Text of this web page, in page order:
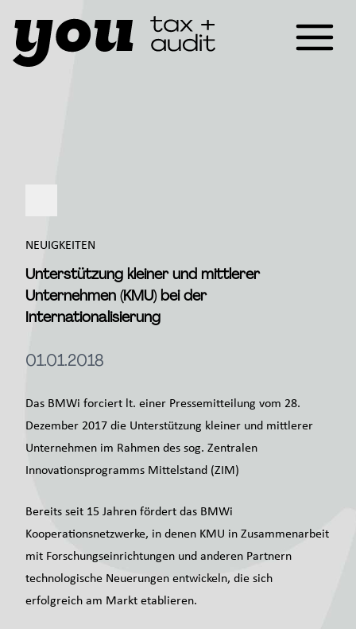
NEUIGKEITEN
Unterstützung kleiner und mittlerer
Unternehmen (KMU) bei der
Internationalisierung
01.01.2018
Das BMWi forciert lt. einer Pressemitteilung vom 28.
Dezember 2017 die Unterstützung kleiner und mittlerer
Unternehmen im Rahmen des sog. Zentralen
Innovationsprogramms Mittelstand (ZIM)
Bereits seit 15 Jahren fördert das BMWi
Kooperationsnetzwerke, in denen KMU in Zusammenarbeit
mit Forschungseinrichtungen und anderen Partnern
technologische Neuerungen entwickeln, die sich
erfolgreich am Markt etablieren.